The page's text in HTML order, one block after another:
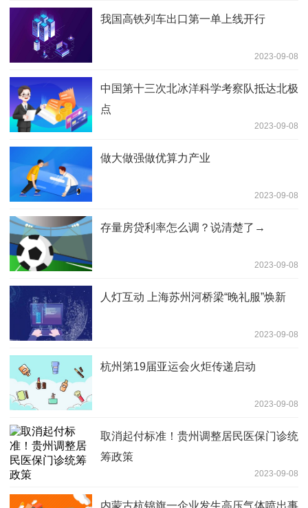
我国高铁列车出口第一单上线开行
2023-09-08
中国第十三次北冰洋科学考察队抵达北极
点
2023-09-08
做大做强做优算力产业
2023-09-08
存量房贷利率怎么调？说清楚了→
2023-09-08
人灯互动 上海苏州河桥梁“晚礼服”焕新
2023-09-08
杭州第19届亚运会火炬传递启动
2023-09-08
取消起付标准！贵州调整居民医保门诊统
筹政策
2023-09-08